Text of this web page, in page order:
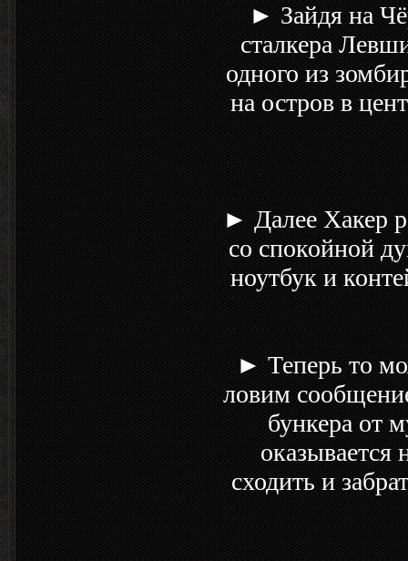
► Зайдя на
сталкера
одного из
на остров в
► Далее Хакер
со спокойной
ноутбук и
► Теперь то
ловим
бункера от
сходить и